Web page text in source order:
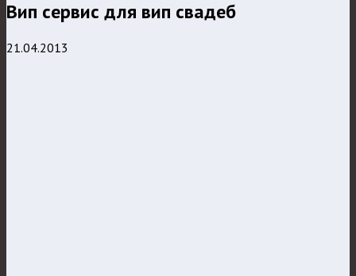
Вип сервис для вип свадеб
21.04.2013